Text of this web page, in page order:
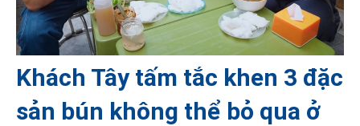
Khách Tây tấm tắc khen 3 đặc
sản bún không thể bỏ qua ở